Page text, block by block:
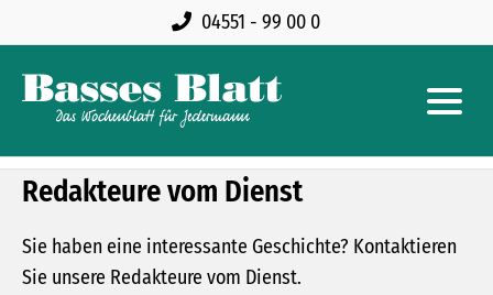
04551 - 99 00 0
Redakteure vom Dienst
Sie haben eine interessante Geschichte? Kontaktieren
Sie unsere Redakteure vom Dienst.